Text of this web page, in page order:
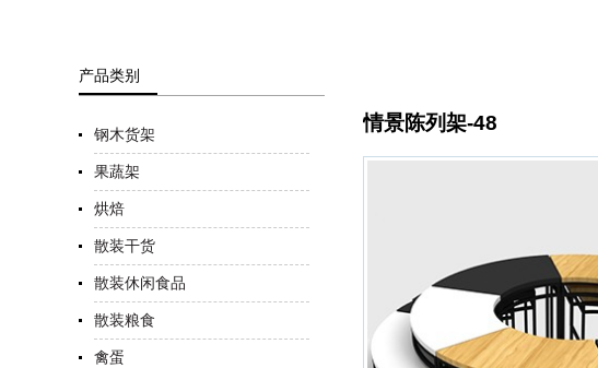
产品类别
钢木货架
果蔬架
烘焙
散装干货
散装休闲食品
散装粮食
禽蛋
情景陈列架-48